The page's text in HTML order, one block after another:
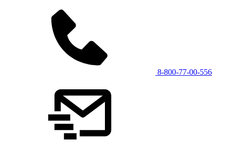
8-800-77-00-556